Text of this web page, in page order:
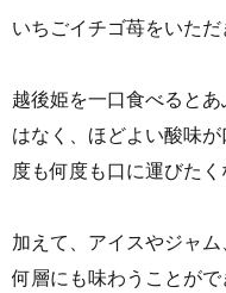
いちごイチゴ苺をいただ
越後姫を一口食べると
はなく、ほどよい酸味
度も何度も口に運びたく
加えて、アイスやジャ
何層にも味わうことが